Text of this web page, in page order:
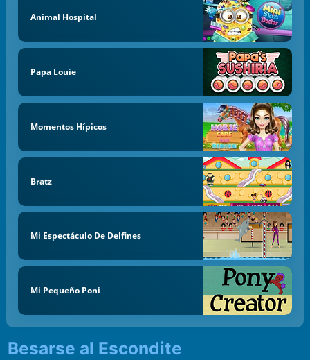
Animal Hospital
Papa Louie
Momentos Hípicos
Bratz
Mi Espectáculo De Delfines
Mi Pequeño Poni
Besarse al Escondite